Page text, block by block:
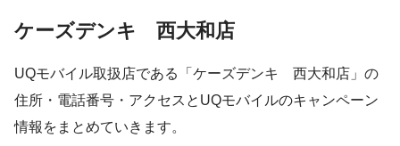
ケーズデンキ 西大和店
UQモバイル取扱店である「ケーズデンキ 西大和店」の
住所・電話番号・アクセスとUQモバイルのキャンペーン
情報をまとめていきます。